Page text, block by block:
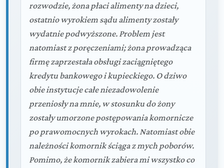
rozwodzie, żona płaci alimenty na dzieci,
ostatnio wyrokiem sądu alimenty zostały
wydatnie podwyższone. Problem jest
natomiast z poręczeniami; żona prowadząca
firmę zaprzestała obsługi zaciągniętego
kredytu bankowego i kupieckiego. O dziwo
obie instytucje całe niezadowolenie
przeniosły na mnie, w stosunku do żony
zostały umorzone postępowania komornicze
po prawomocnych wyrokach. Natomiast obie
należności komornik ściąga z mych poborów.
Pomimo, że komornik zabiera mi wszystko co